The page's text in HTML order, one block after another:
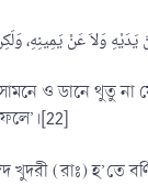
ও ডানে থুতু না
(রাঃ) হ’তে